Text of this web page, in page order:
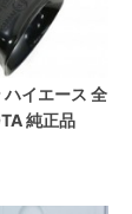
ハイエース 全
純正品